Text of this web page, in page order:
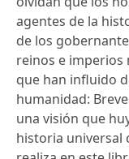
agentes de la
de los
reinos e imperios
que han influido
humanidad:
una visión que
historia universal